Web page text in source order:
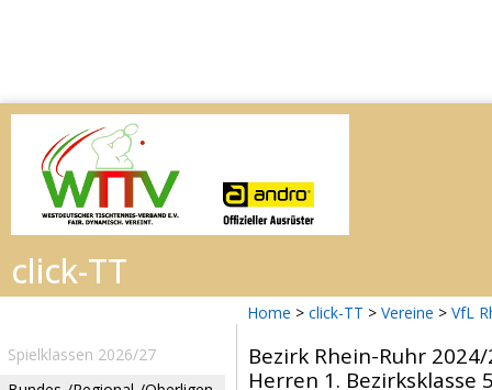
Home > click-TT > Vereine > VfL
Spielklassen 2026/27
Bezirk Rhein-Ruhr
Herren 1. Bezirksklasse